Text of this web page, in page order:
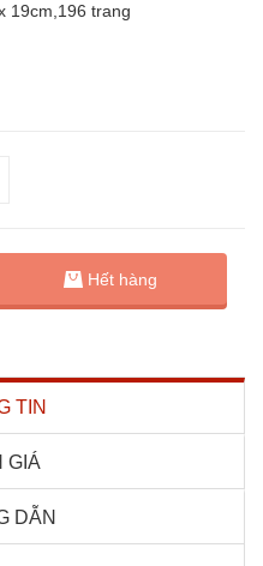
19cm,196 trang
Hết hàng
TIN
GIÁ
DẪN